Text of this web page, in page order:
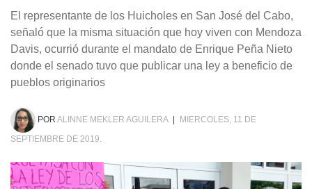
El representante de los Huicholes en San José del Cabo,
señaló que la misma situación que hoy viven con Mendoza
Davis, ocurrió durante el mandato de Enrique Peña Nieto
donde el senado tuvo que publicar una ley a beneficio de
pueblos originarios
POR ALINNE MEKLER AGUILERA
MIERCOLES, 11 DE
SEPTIEMBRE DE 2019.